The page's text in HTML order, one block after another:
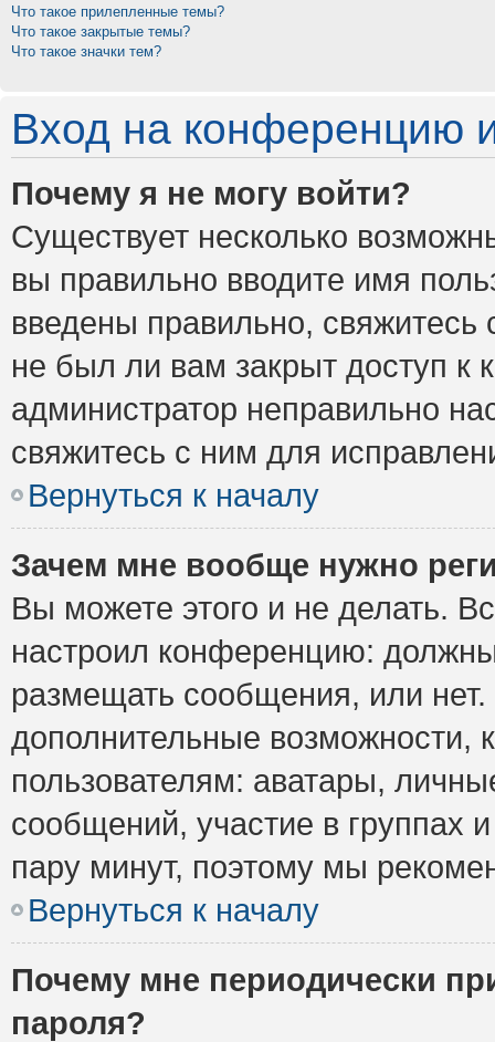
Что такое прилепленные темы?
Что такое закрытые темы?
Что такое значки тем?
Вход на конференцию
Почему я не могу войти?
Существует несколько
вы правильно вводите имя
введены правильно,
не был ли вам закрыт доступ к
администратор неправильно
свяжитесь с ним для
Вернуться к началу
Зачем мне вообще нужно
Вы можете этого и не делать.
настроил конференцию:
размещать сообщения, или
дополнительные возможности,
пользователям: аватары,
сообщений, участие в группах
пару минут, поэтому мы
Вернуться к началу
Почему мне периодически
пароля?